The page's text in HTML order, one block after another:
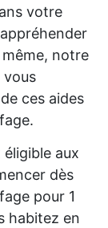
votre
notre
vous
ces aides
aux
dès
pour 1
habitez en